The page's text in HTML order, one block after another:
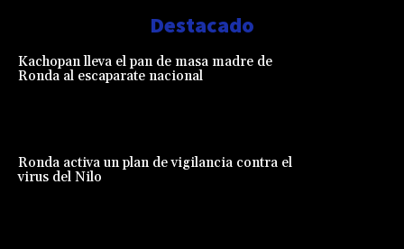
Destacado
Kachopan lleva el pan de masa madre de
Ronda al escaparate nacional
Ronda activa un plan de vigilancia contra el
virus del Nilo